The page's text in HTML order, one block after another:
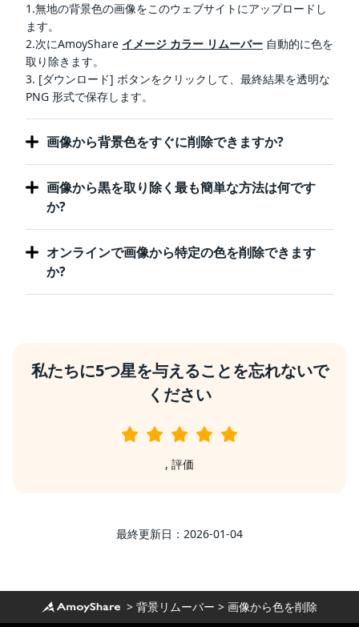
1.無地の背景色の画像をこのウェブサイトにアップロードし
ます。
2.次にAmoyShare イメージ カラー リムーバー 自動的に色を
取り除きます。
3. [ダウンロード] ボタンをクリックして、最終結果を透明な
PNG 形式で保存します。
画像から背景色をすぐに削除できますか?
画像から黒を取り除く最も簡単な方法は何です
か?
オンラインで画像から特定の色を削除できます
か?
私たちに5つ星を与えることを忘れないで
ください
, 評価
最終更新日：2026-01-04
> 背景リムーバー > 画像から色を削除